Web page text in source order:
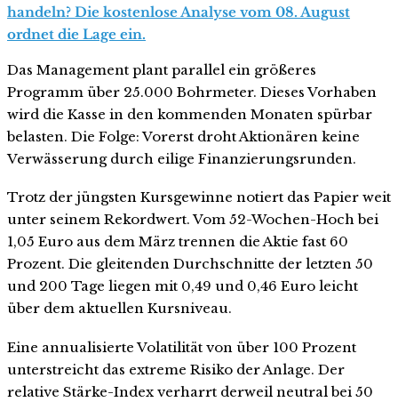
handeln? Die kostenlose Analyse vom 08. August
ordnet die Lage ein.
Das Management plant parallel ein größeres
Programm über 25.000 Bohrmeter. Dieses Vorhaben
wird die Kasse in den kommenden Monaten spürbar
belasten. Die Folge: Vorerst droht Aktionären keine
Verwässerung durch eilige Finanzierungsrunden.
Trotz der jüngsten Kursgewinne notiert das Papier weit
unter seinem Rekordwert. Vom 52-Wochen-Hoch bei
1,05 Euro aus dem März trennen die Aktie fast 60
Prozent. Die gleitenden Durchschnitte der letzten 50
und 200 Tage liegen mit 0,49 und 0,46 Euro leicht
über dem aktuellen Kursniveau.
Eine annualisierte Volatilität von über 100 Prozent
unterstreicht das extreme Risiko der Anlage. Der
relative Stärke-Index verharrt derweil neutral bei 50